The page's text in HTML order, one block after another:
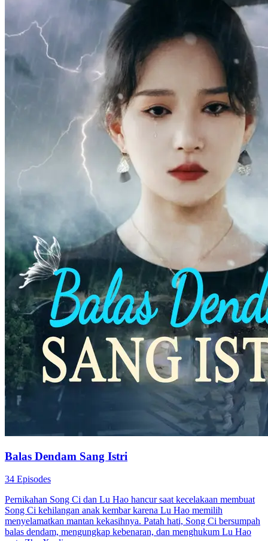
Balas Dendam Sang Istri
34 Episodes
Pernikahan Song Ci dan Lu Hao hancur saat kecelakaan membuat
Song Ci kehilangan anak kembar karena Lu Hao memilih
menyelamatkan mantan kekasihnya. Patah hati, Song Ci bersumpah
balas dendam, mengungkap kebenaran, dan menghukum Lu Hao